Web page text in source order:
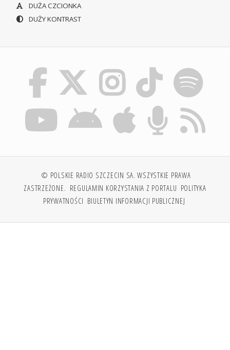
DUŻA CZCIONKA
DUŻY KONTRAST
© POLSKIE RADIO SZCZECIN SA. WSZYSTKIE PRAWA
ZASTRZEŻONE. REGULAMIN KORZYSTANIA Z PORTALU POLITYKA
PRYWATNOŚCI BIULETYN INFORMACJI PUBLICZNEJ